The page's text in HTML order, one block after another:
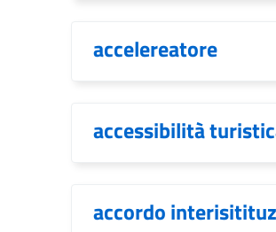
accelereatore
accessibilità
accordo